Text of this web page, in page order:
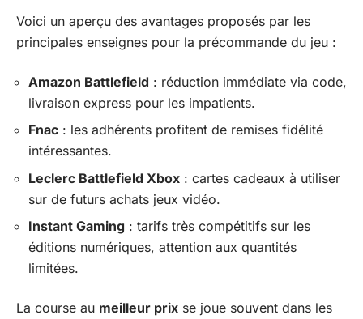
Voici un aperçu des avantages proposés par les
principales enseignes pour la précommande du jeu :
Amazon Battlefield : réduction immédiate via code,
livraison express pour les impatients.
Fnac : les adhérents profitent de remises fidélité
intéressantes.
Leclerc Battlefield Xbox : cartes cadeaux à utiliser
sur de futurs achats jeux vidéo.
Instant Gaming : tarifs très compétitifs sur les
éditions numériques, attention aux quantités
limitées.
La course au meilleur prix se joue souvent dans les